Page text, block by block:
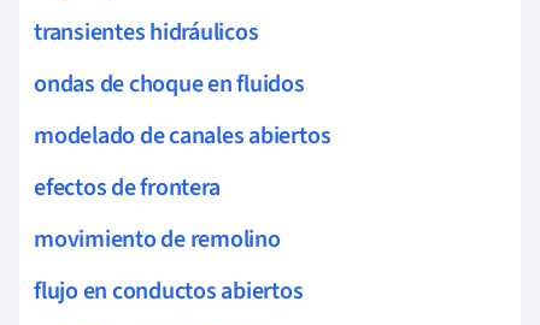
transientes hidráulicos
ondas de choque en fluidos
modelado de canales abiertos
efectos de frontera
movimiento de remolino
flujo en conductos abiertos